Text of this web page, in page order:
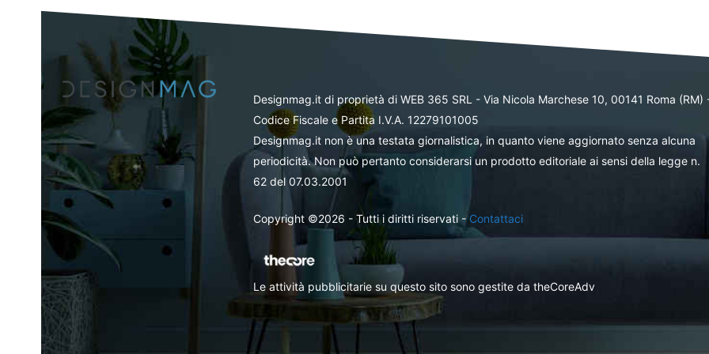
Designmag.it di proprietà di WEB 365 SRL - Via Nicola Marchese 10, 00141 Roma (RM)
Codice Fiscale e Partita I.V.A. 12279101005
Designmag.it non è una testata giornalistica, in quanto viene aggiornato senza alcuna
periodicità. Non può pertanto considerarsi un prodotto editoriale ai sensi della legge n.
62 del 07.03.2001
Copyright ©2026 - Tutti i diritti riservati -Contattaci
Le attività pubblicitarie su questo sito sono gestite da theCoreAdv